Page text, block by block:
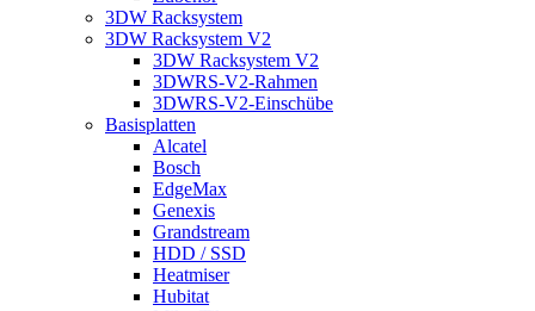
3DW Racksystem
3DW Racksystem V2
3DW Racksystem V2
3DWRS-V2-Rahmen
3DWRS-V2-Einschübe
Basisplatten
Alcatel
Bosch
EdgeMax
Genexis
Grandstream
HDD / SSD
Heatmiser
Hubitat